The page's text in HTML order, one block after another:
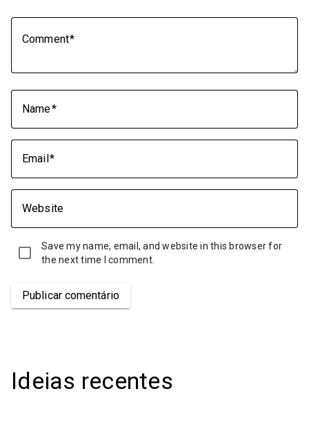
Comment
Name
Email
Website
Save my name, email, and website in this browser for
the next time I comment.
Publicar comentário
Ideias recentes